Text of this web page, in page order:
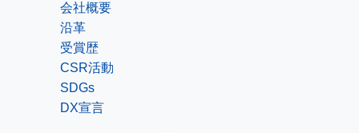
会社概要
沿革
受賞歴
CSR活動
SDGs
DX宣言